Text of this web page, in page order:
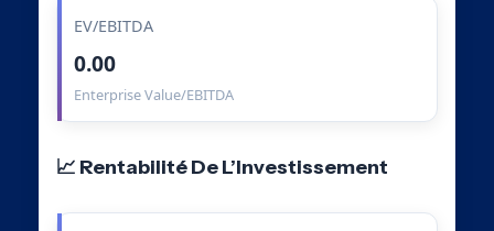
EV/EBITDA
0.00
Enterprise Value/EBITDA
📈 Rentabilité De L’Investissement